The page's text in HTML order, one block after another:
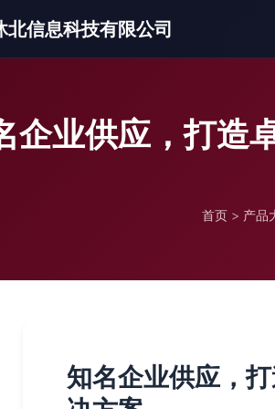
北信息科技有限公司
企业供应，打造
首页 > 产品
知名企业供应，